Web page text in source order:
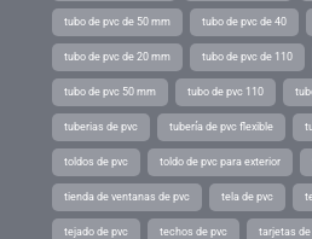
tubo de pvc de 50 mm tubo de pvc de 40
tubo de pvc de 20 mm tubo de pvc de 110
tubo de pvc 50 mm tubo de pvc 110
tuberias de pvc tubería de pvc flexible
toldos de pvc toldo de pvc para exterior
tienda de ventanas de pvc tela de pvc
tejado de pvc techos de pvc tarjetas de